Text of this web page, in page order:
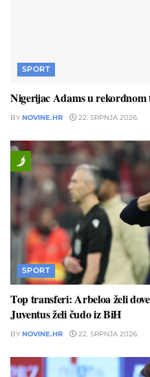
SPORT
Nigerijac Adams u rekordnom
BY NOVINE.HR 22. SRPNJA 2026.
SPORT
Top transferi: Arbeloa želi
Juventus želi čudo iz BiH
BY NOVINE.HR 22. SRPNJA 2026.